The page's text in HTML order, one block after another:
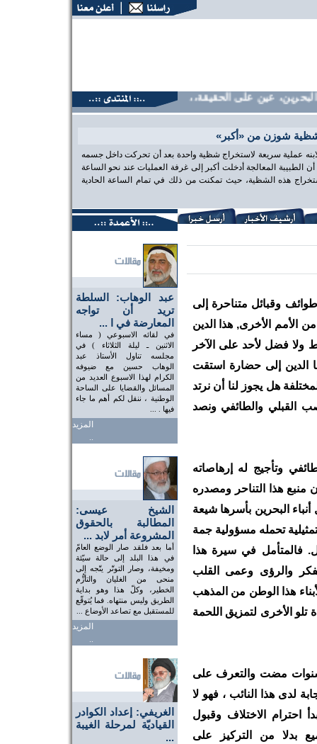
عين على الحقيقة،، منتديات البحرين، عين على
شوزن من «أكبر»
عملية سريعة لاستخراج شظية واحدة بعد أن تحركت داخل جسمه
المعالجة أدخلت أكبر إلى غرفة العمليات عند نحو الساعة
هذه الشظية، حيث تمكنت من ذلك في تمام الساعة الحادية
عبد الوهاب: السلطة
تريد أن تواجه
المعارضة في ا ...
في لقائه الاسبوعي ( مساء
الاثنين ـ ليلة الثلاثاء ) في
مجلسه تناول الأستاذ عبد
الوهاب حسين مع ضيوفه
الكرام لهذا الاسبوع العديد من
المسائل والقضايا على الساحة
الوطنية ، ننقل لكم أهم ما جاء
فيها . ...
المزيد
..
الشيخ عيسى:
المطالبة بالحقوق
المشروعة أمر لابد ...
أما بعد فلقد صار الوضع العامّ
في هذا البلد إلى حالة سيّئة
ومخيفة، وصار التوتّر يتّجه إلى
منحى من الغليان والتأزُّم
الخطير، وكلّ هذا وهو بداية
الطريق وليس منتهاه. فما يُتوقّع
للمستقبل مع تصاعد الأوضاع ...
المزيد
..
الغريفي: إعداد الكوادر
القياديّة لمرحلة الغيبة
...
وقبائل متناحرة إلى
الأخرى, هذا الدين
ولا فضل لأحد على الآخر
الدين إلى حضارة استقت
هل يجوز لنا أن نرتد
القبلي والطائفي ونصد
وتأجيج له إرهاصاته
هذا التناحر ومصدره
البحرين بأسرها شيعة
تحمله مسؤولية جمة
فالمتأمل في سيرة هذا
والرؤى وعمى القلب
هذا الوطن من المذهب
تلو الأخرى لتمزيق اللحمة
تحت قبة البرلمان طوال 6 سنوات مضت والتعرف على
لدى هذا النائب ، فهو لا
احترام الاختلاف وقبول
بدلا من التركيز على